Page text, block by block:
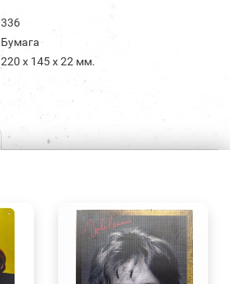
336
Бумага
220 х 145 х 22 мм.